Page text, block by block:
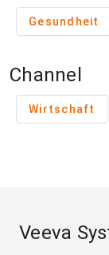
Gesundheit
Channel
Wirtschaft
Veeva